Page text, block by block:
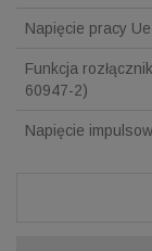
Napięcie pracy Ue
Funkcja
60947-2)
Napięcie